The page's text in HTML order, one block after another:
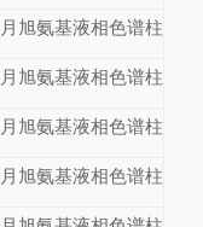
月旭氨基液相色谱柱
月旭氨基液相色谱柱
月旭氨基液相色谱柱
月旭氨基液相色谱柱